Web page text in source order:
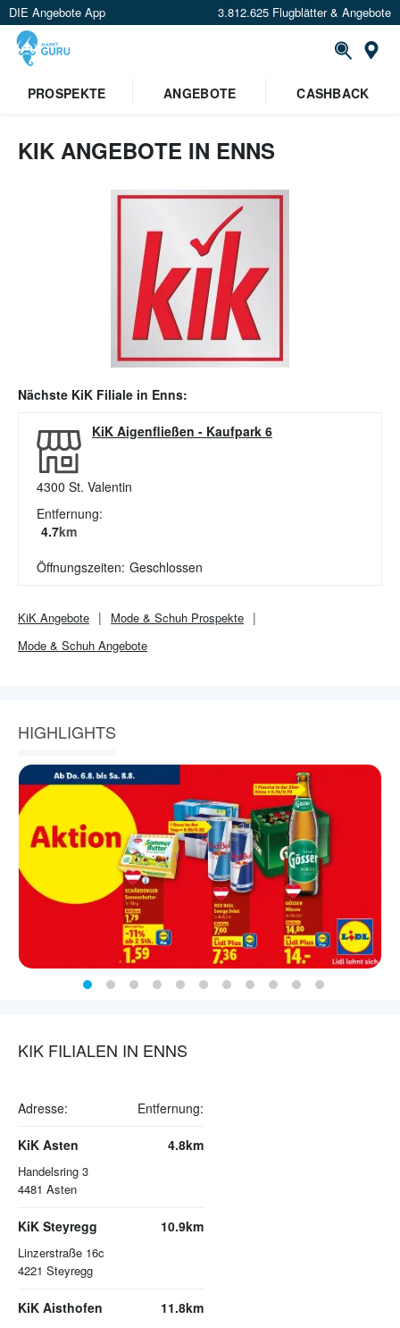
DIE Angebote App 3.812.625 Flugblätter & Angebote
PROSPEKTE
ANGEBOTE CASHBACK
KIK ANGEBOTE IN ENNS
Nächste KiK Filiale in Enns:
KiK Aigenfließen - Kaufpark 6
4300 St. Valentin
Entfernung:
4.7km
Öffnungszeiten: Geschlossen
KiK Angebote Mode & Schuh Prospekte
Mode & Schuh Angebote
HIGHLIGHTS
KIK FILIALEN IN ENNS
Adresse: Entfernung:
KiK Asten
Handelsring 3
4481 Asten
4.8km
KiK Steyregg
Linzerstraße 16c
4221 Steyregg
10.9km
KiK Aisthofen 11.8km